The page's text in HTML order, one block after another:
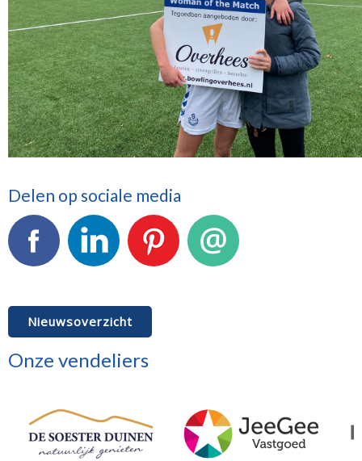
Delen op sociale media
Nieuwsoverzicht
Onze vendeliers